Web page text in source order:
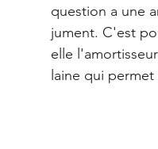
question a une
jument. C'est
elle
laine qui